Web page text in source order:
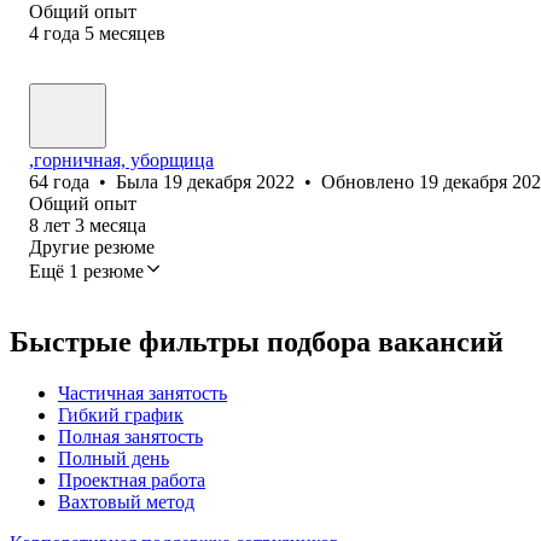
Общий опыт
4 года 5 месяцев
,горничная, уборщица
64 года • Была 19 декабря 2022 • Обновлено 19 декабря
Общий опыт
8 лет 3 месяца
Другие резюме
Ещё 1 резюме
Быстрые фильтры подбора вакансий
Частичная занятость
Гибкий график
Полная занятость
Полный день
Проектная работа
Вахтовый метод